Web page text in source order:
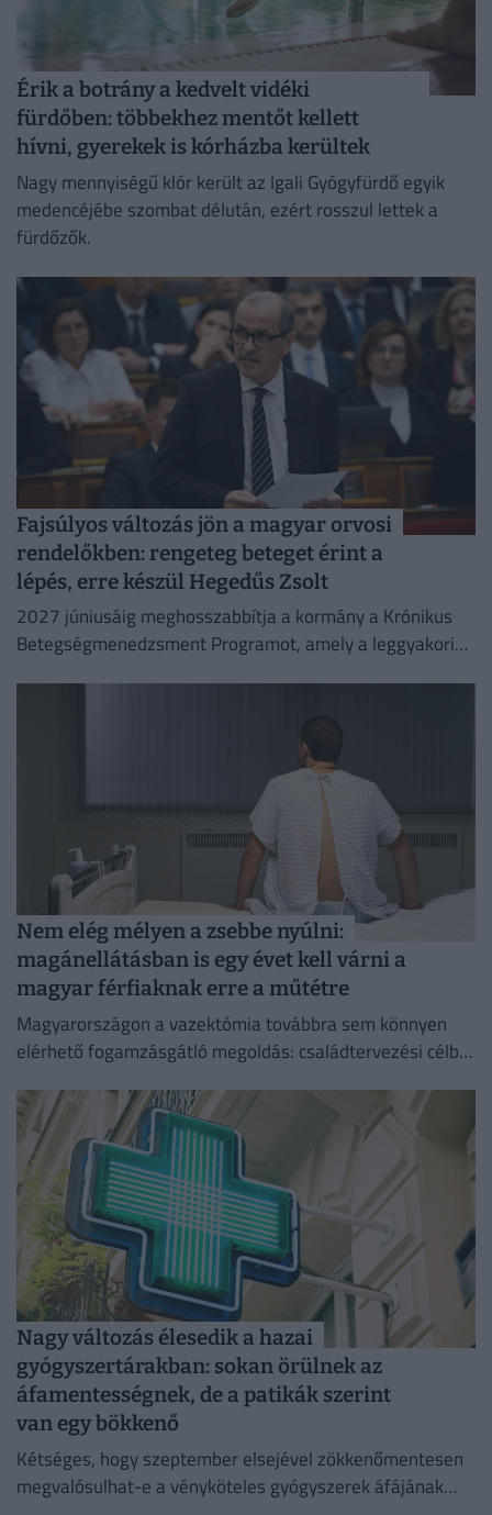
Érik a botrány a kedvelt vidéki
fürdőben: többekhez mentőt kellett
hívni, gyerekek is kórházba kerültek
Nagy mennyiségű klór került az Igali Gyógyfürdő egyik
medencéjébe szombat délután, ezért rosszul lettek a
fürdőzők.
Fajsúlyos változás jön a magyar orvosi
rendelőkben: rengeteg beteget érint a
lépés, erre készül Hegedűs Zsolt
2027 júniusáig meghosszabbítja a kormány a Krónikus
Betegségmenedzsment Programot, amely a leggyakoribb
Nem elég mélyen a zsebbe nyúlni:
magánellátásban is egy évet kell várni a
magyar férfiaknak erre a műtétre
Magyarországon a vazektómia továbbra sem könnyen
elérhető fogamzásgátló megoldás: családtervezési célból
Nagy változás élesedik a hazai
gyógyszertárakban: sokan örülnek az
áfamentességnek, de a patikák szerint
van egy bökkenő
Kétséges, hogy szeptember elsejével zökkenőmentesen
megvalósulhat-e a vényköteles gyógyszerek áfájának